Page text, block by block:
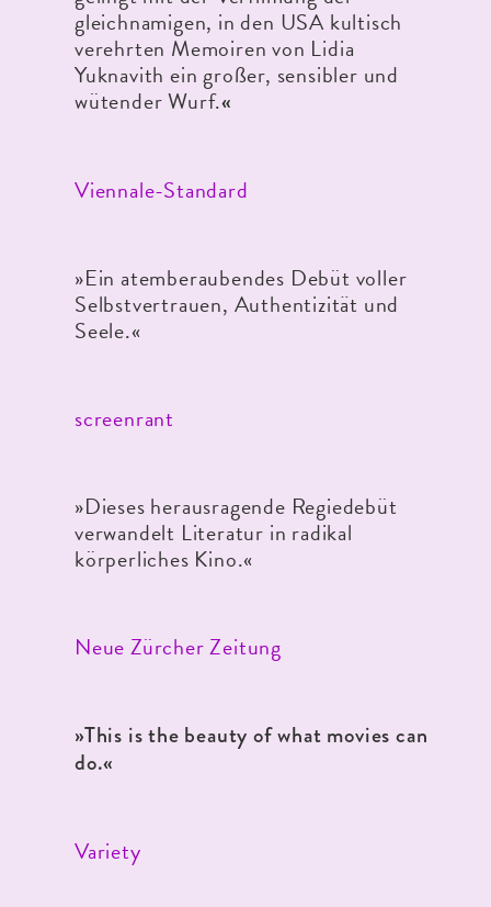
gleichnamigen, in den USA kultisch
verehrten Memoiren von Lidia
Yuknavith ein großer, sensibler und
wütender Wurf.«
Viennale-Standard
»Ein atemberaubendes Debüt voller
Selbstvertrauen, Authentizität und
Seele.«
screenrant
»Dieses herausragende Regiedebüt
verwandelt Literatur in radikal
körperliches Kino.«
Neue Zürcher Zeitung
»This is the beauty of what movies can
do.«
Variety